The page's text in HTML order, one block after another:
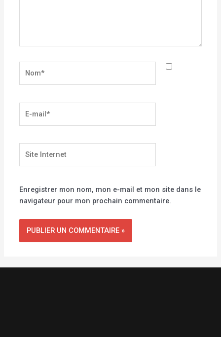
mail*
Internet
Enregistrer mon nom, mon e-mail et mon site dans le
navigateur pour mon prochain commentaire.